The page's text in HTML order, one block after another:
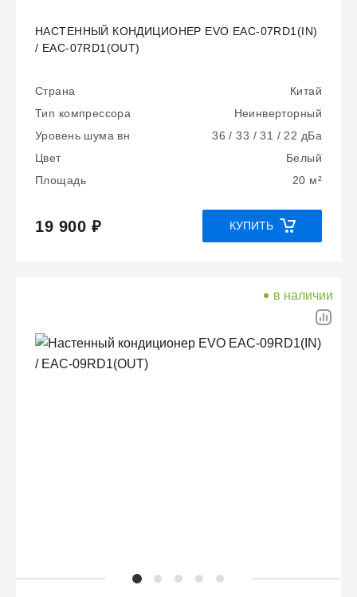
НАСТЕННЫЙ КОНДИЦИОНЕР EVO EAC-07RD1(IN)
/ EAC-07RD1(OUT)
Страна
Китай
Тип компрессора
Неинверторный
Уровень шума вн
36 / 33 / 31 / 22 дБа
Цвет
Белый
Площадь
20 м²
19 900 ₽ КУПИТЬ
в наличии